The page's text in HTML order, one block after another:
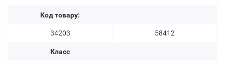
Код товару:
34203
Класс
58412